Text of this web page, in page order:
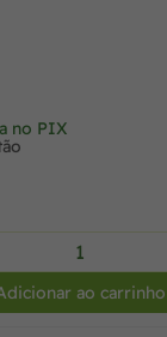
no PIX
cartão
ao carrinho